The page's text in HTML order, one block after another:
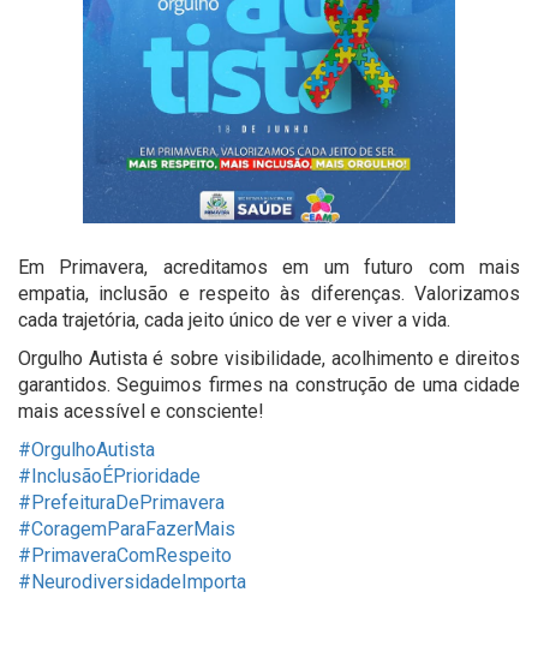
Em Primavera, acreditamos em um futuro com mais
empatia, inclusão e respeito às diferenças. Valorizamos
cada trajetória, cada jeito único de ver e viver a vida.
Orgulho Autista é sobre visibilidade, acolhimento e direitos
garantidos. Seguimos firmes na construção de uma cidade
mais acessível e consciente!
#OrgulhoAutista
#InclusãoÉPrioridade
#PrefeituraDePrimavera
#CoragemParaFazerMais
#PrimaveraComRespeito
#NeurodiversidadeImporta